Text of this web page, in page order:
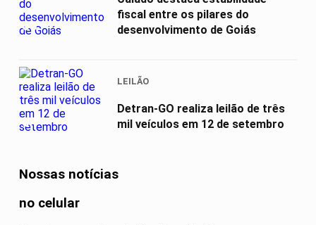
03
fiscal entre os pilares do
desenvolvimento de Goiás
04
LEILÃO
Detran-GO realiza leilão de três
mil veículos em 12 de setembro
Nossas notícias
no celular